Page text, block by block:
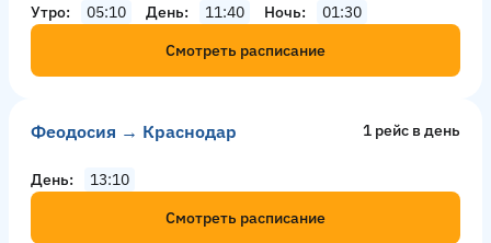
Утро 05:10 День 11:40 Ночь
01:30
Смотреть расписание
Феодосия → Краснодар 1 рейс в день
День
13:10
Смотреть расписание